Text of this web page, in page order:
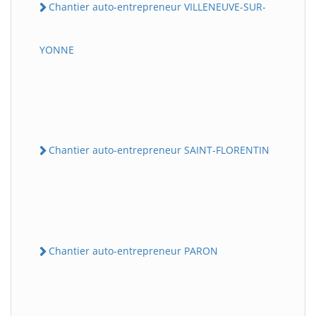
Chantier auto-entrepreneur VILLENEUVE-SUR-
YONNE
Chantier auto-entrepreneur SAINT-FLORENTIN
Chantier auto-entrepreneur PARON